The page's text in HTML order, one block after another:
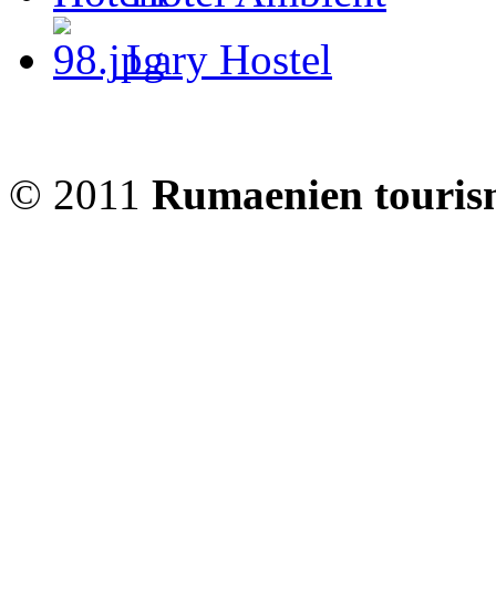
Lary Hostel
© 2011 Rumaenien